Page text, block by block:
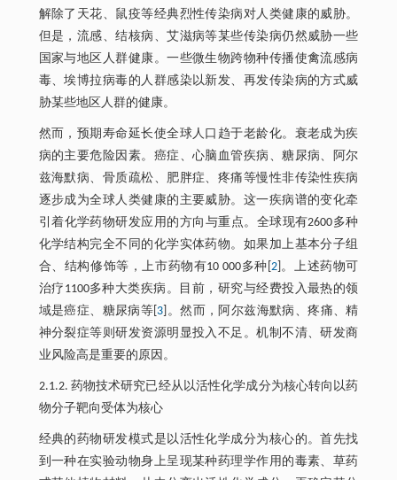
解除了天花、鼠疫等经典烈性传染病对人类健康的威胁。
但是，流感、结核病、艾滋病等某些传染病仍然威胁一些
国家与地区人群健康。一些微生物跨物种传播使禽流感病
毒、埃博拉病毒的人群感染以新发、再发传染病的方式威
胁某些地区人群的健康。
然而，预期寿命延长使全球人口趋于老龄化。衰老成为疾
病的主要危险因素。癌症、心脑血管疾病、糖尿病、阿尔
兹海默病、骨质疏松、肥胖症、疼痛等慢性非传染性疾病
逐步成为全球人类健康的主要威胁。这一疾病谱的变化牵
引着化学药物研发应用的方向与重点。全球现有2600多种
化学结构完全不同的化学实体药物。如果加上基本分子组
合、结构修饰等，上市药物有10 000多种[ 2]。上述药物可
治疗1100多种大类疾病。目前，研究与经费投入最热的领
域是癌症、糖尿病等[ 3 ]。然而，阿尔兹海默病、疼痛、精
神分裂症等则研发资源明显投入不足。机制不清、研发商
业风险高是重要的原因。
2.1.2. 药物技术研究已经从以活性化学成分为核心转向以药
物分子靶向受体为核心
经典的药物研发模式是以活性化学成分为核心的。首先找
到一种在实验动物身上呈现某种药理学作用的毒素、草药